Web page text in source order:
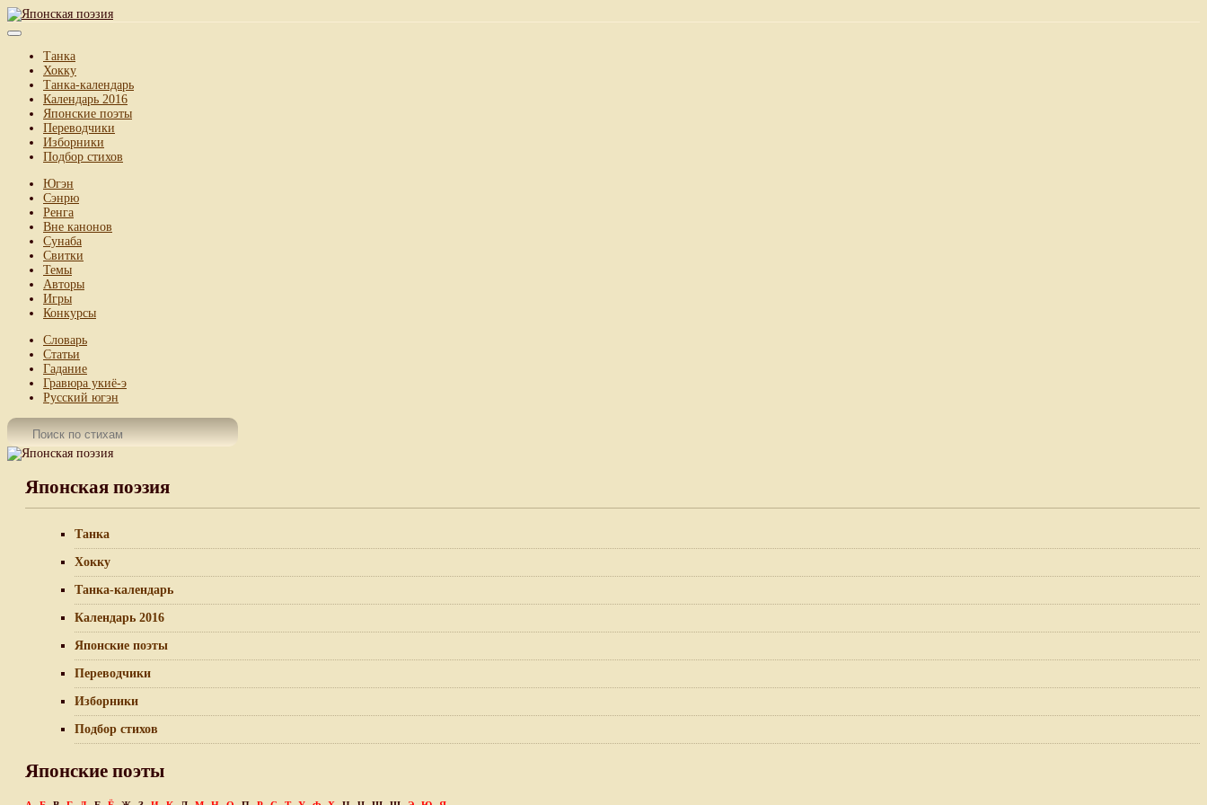
Танка
Хокку
Танка-календарь
Календарь 2016
Японские поэты
Переводчики
Изборники
Подбор стихов
Югэн
Сэнрю
Ренга
Вне канонов
Сунаба
Свитки
Темы
Авторы
Игры
Конкурсы
Словарь
Статьи
Гадание
Гравюра укиё-э
Русский югэн
Японская поэзия
Танка
Хокку
Танка-календарь
Календарь 2016
Японские поэты
Переводчики
Изборники
Подбор стихов
Японские поэты